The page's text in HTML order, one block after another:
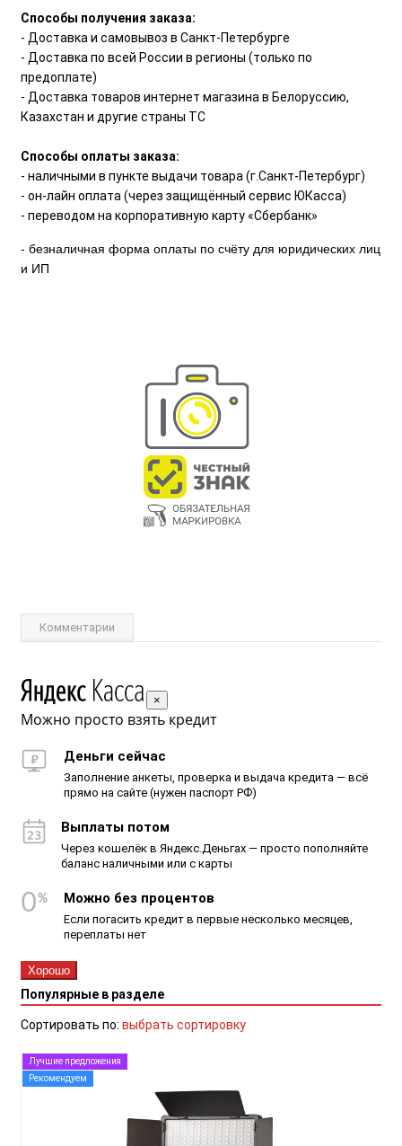
Способы получения заказа:
- Доставка и самовывоз в Санкт-Петербурге
- Доставка по всей России в регионы (только по
предоплате)
- Доставка товаров интернет магазина в Белоруссию,
Казахстан и другие страны ТС
Способы оплаты заказа:
- наличными в пункте выдачи товара (г.Санкт-Петербург)
- он-лайн оплата (через защищённый сервис ЮКасса)
- переводом на корпоративную карту «Сбербанк»
- безналичная форма оплаты по счёту для юридических лиц
и ИП
Комментарии
×
Можно просто взять кредит
Деньги сейчас
Заполнение анкеты, проверка и выдача кредита — всё
прямо на сайте (нужен паспорт РФ)
Выплаты потом
Через кошелёк в Яндекс.Деньгах — просто пополняйте
баланс наличными или с карты
Можно без процентов
Если погасить кредит в первые несколько месяцев,
переплаты нет
Хорошо
Популярные в разделе
Сортировать по: выбрать сортировку
Лучшие предложения
Рекомендуем